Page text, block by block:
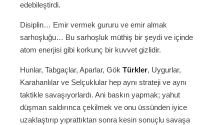
edebileştirdi.
Disiplin… Emir vermek gururu ve emir almak
sarhoşluğu… Bu sarhoşluk müthiş bir şeydi ve içinde
atom enerjisi gibi korkunç bir kuvvet gizlidir.
Hunlar, Tabgaçlar, Aparlar, Gök Türkler, Uygurlar,
Karahanlılar ve Selçuklular hep aynı strateji ve aynı
taktikle savaşıyorlardı. Ani baskın yapmak; yahut
düşman saldırınca çekilmek ve onu üssünden iyice
uzaklaştırıp yıprattıktan sonra kesin sonuçlu savaşa